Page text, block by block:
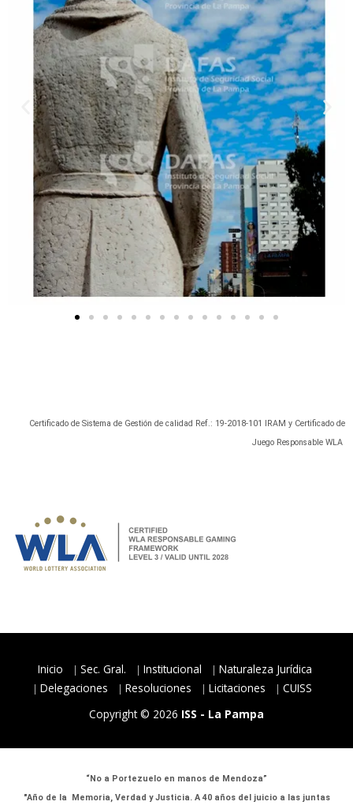
Certificado de Sistema de Gestión de calidad Ref.: 19-2018-101 IRAM y Certificado de
Juego Responsable WLA
Inicio Sec. Gral. Institucional
Naturaleza Jurídica
Delegaciones
Resoluciones Licitaciones
CUISS
Copyright © 2026 ISS - La Pampa
“No a Portezuelo en manos de Mendoza”
"Año de la Memoria, Verdad y Justicia. A 40 años del juicio a las juntas